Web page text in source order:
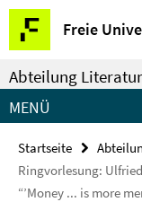
Springe
direkt
zu
Inhalt
Freie
Service-
Navigation
Abteilung Literatur
MENÜ
Startseite
Ringvorlesung:
“’Money ... is more